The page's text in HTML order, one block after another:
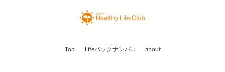
Top Lifeバックナンバー about